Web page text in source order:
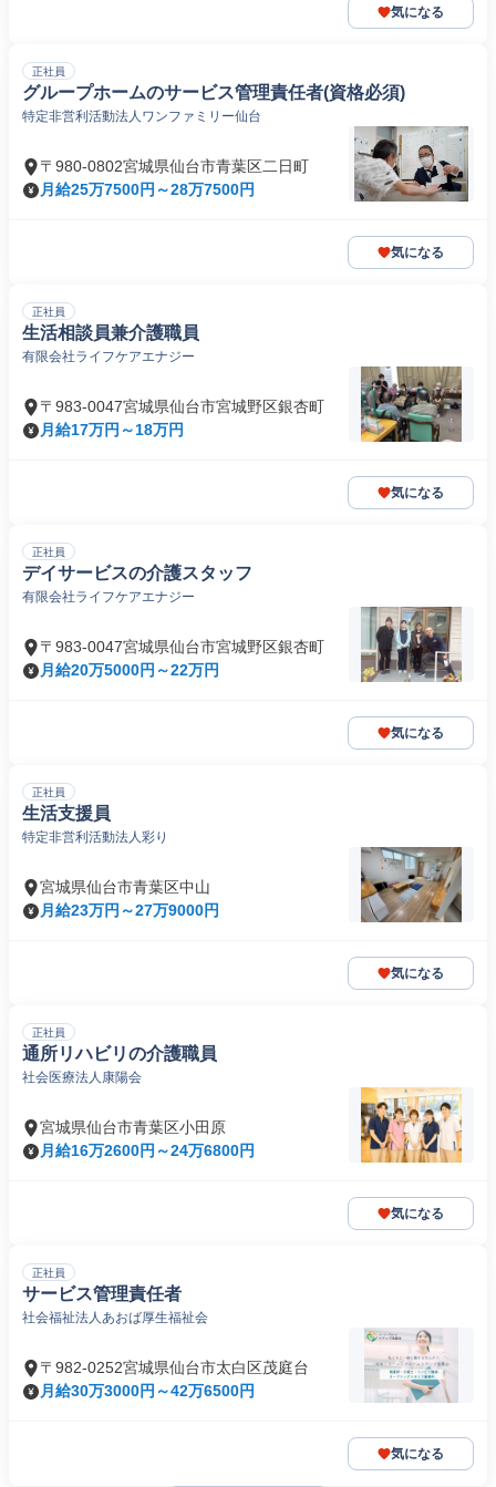
気になる
正社員
グループホームのサービス管理責任者(資格必須)
特定非営利活動法人ワンファミリー仙台
〒980-0802宮城県仙台市青葉区二日町
月給25万7500円～28万7500円
気になる
正社員
生活相談員兼介護職員
有限会社ライフケアエナジー
〒983-0047宮城県仙台市宮城野区銀杏町
月給17万円～18万円
気になる
正社員
デイサービスの介護スタッフ
有限会社ライフケアエナジー
〒983-0047宮城県仙台市宮城野区銀杏町
月給20万5000円～22万円
気になる
正社員
生活支援員
特定非営利活動法人彩り
宮城県仙台市青葉区中山
月給23万円～27万9000円
気になる
正社員
通所リハビリの介護職員
社会医療法人康陽会
宮城県仙台市青葉区小田原
月給16万2600円～24万6800円
気になる
正社員
サービス管理責任者
社会福祉法人あおば厚生福祉会
〒982-0252宮城県仙台市太白区茂庭台
月給30万3000円～42万6500円
気になる